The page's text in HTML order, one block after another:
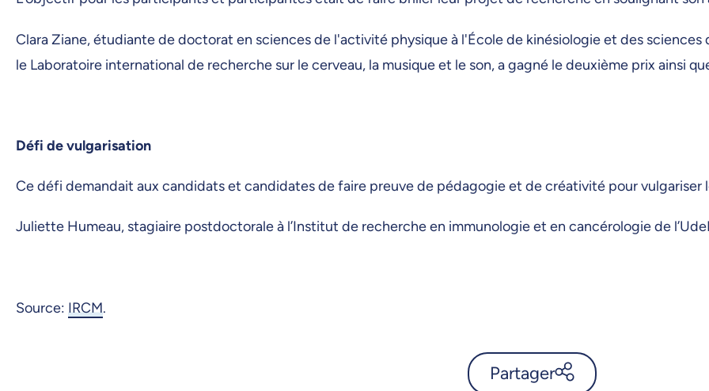
Clara Ziane, étudiante de doctorat en sciences de l'activité physique à l'École de kinésiologie et des sciences
le Laboratoire international de recherche sur le cerveau, la musique et le son, a gagné le deuxième prix ainsi
Défi de vulgarisation
Ce défi demandait aux candidats et candidates de faire preuve de pédagogie et de créativité pour vulgariser
Juliette Humeau, stagiaire postdoctorale à l’Institut de recherche en immunologie et en cancérologie de
Source: IRCM.
Partager